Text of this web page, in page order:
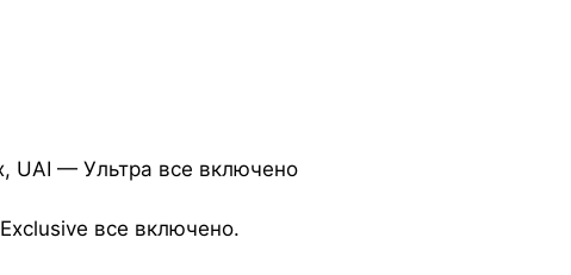
UAI — Ультра все включено
все включено.